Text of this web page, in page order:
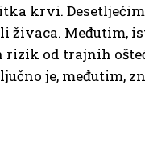
krvi.
živaca. Međutim,
od trajnih
je, međutim,